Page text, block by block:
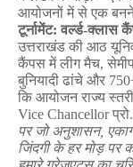
आयोजनों में से एक
टूर्नामेंट: वर्ल्ड-क्लास
उत्तराखंड की आठ
कैंपस में लीग मैच,
बुनियादी ढांचे और
कि आयोजन राज्य
Vice Chancellor प्रो
पर जो अनुशासन,
जिंदगी के हर मोड़ पर